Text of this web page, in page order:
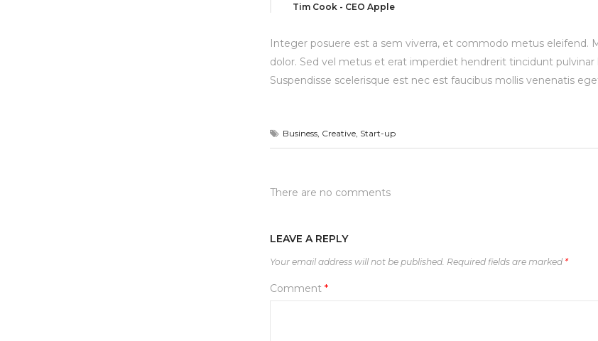
Tim Cook - CEO Apple
Integer posuere est a sem viverra, et commodo metus eleifend.
dolor. Sed vel metus et erat imperdiet hendrerit tincidunt
Suspendisse scelerisque est nec est faucibus mollis venenatis
Business, Creative, Start-up
There are no comments
LEAVE A REPLY
Your email address will not be published. Required fields are marked *
Comment *